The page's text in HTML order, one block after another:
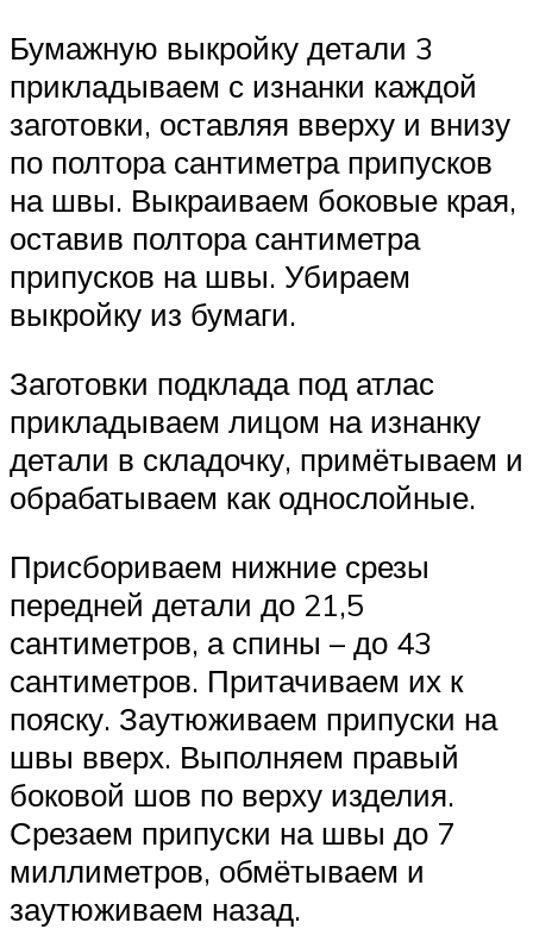
Бумажную выкройку детали 3
прикладываем с изнанки каждой
заготовки, оставляя вверху и внизу
по полтора сантиметра припусков
на швы. Выкраиваем боковые края,
оставив полтора сантиметра
припусков на швы. Убираем
выкройку из бумаги.
Заготовки подклада под атлас
прикладываем лицом на изнанку
детали в складочку, примётываем и
обрабатываем как однослойные.
Присбориваем нижние срезы
передней детали до 21,5
сантиметров, а спины – до 43
сантиметров. Притачиваем их к
пояску. Заутюживаем припуски на
швы вверх. Выполняем правый
боковой шов по верху изделия.
Срезаем припуски на швы до 7
миллиметров, обмётываем и
заутюживаем назад.